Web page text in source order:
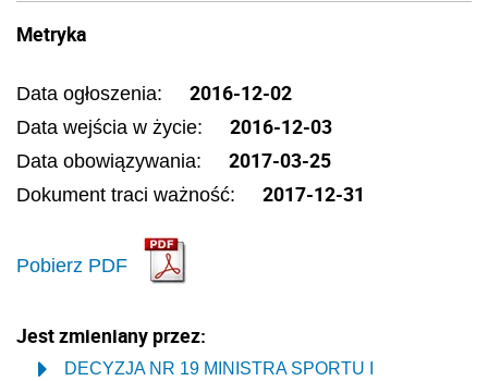
Metryka
Data ogłoszenia: 2016-12-02
Data wejścia w życie: 2016-12-03
Data obowiązywania: 2017-03-25
Dokument traci ważność: 2017-12-31
Pobierz PDF
Jest zmieniany przez:
DECYZJA NR 19 MINISTRA SPORTU I